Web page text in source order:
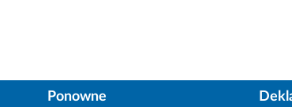
Ponowne